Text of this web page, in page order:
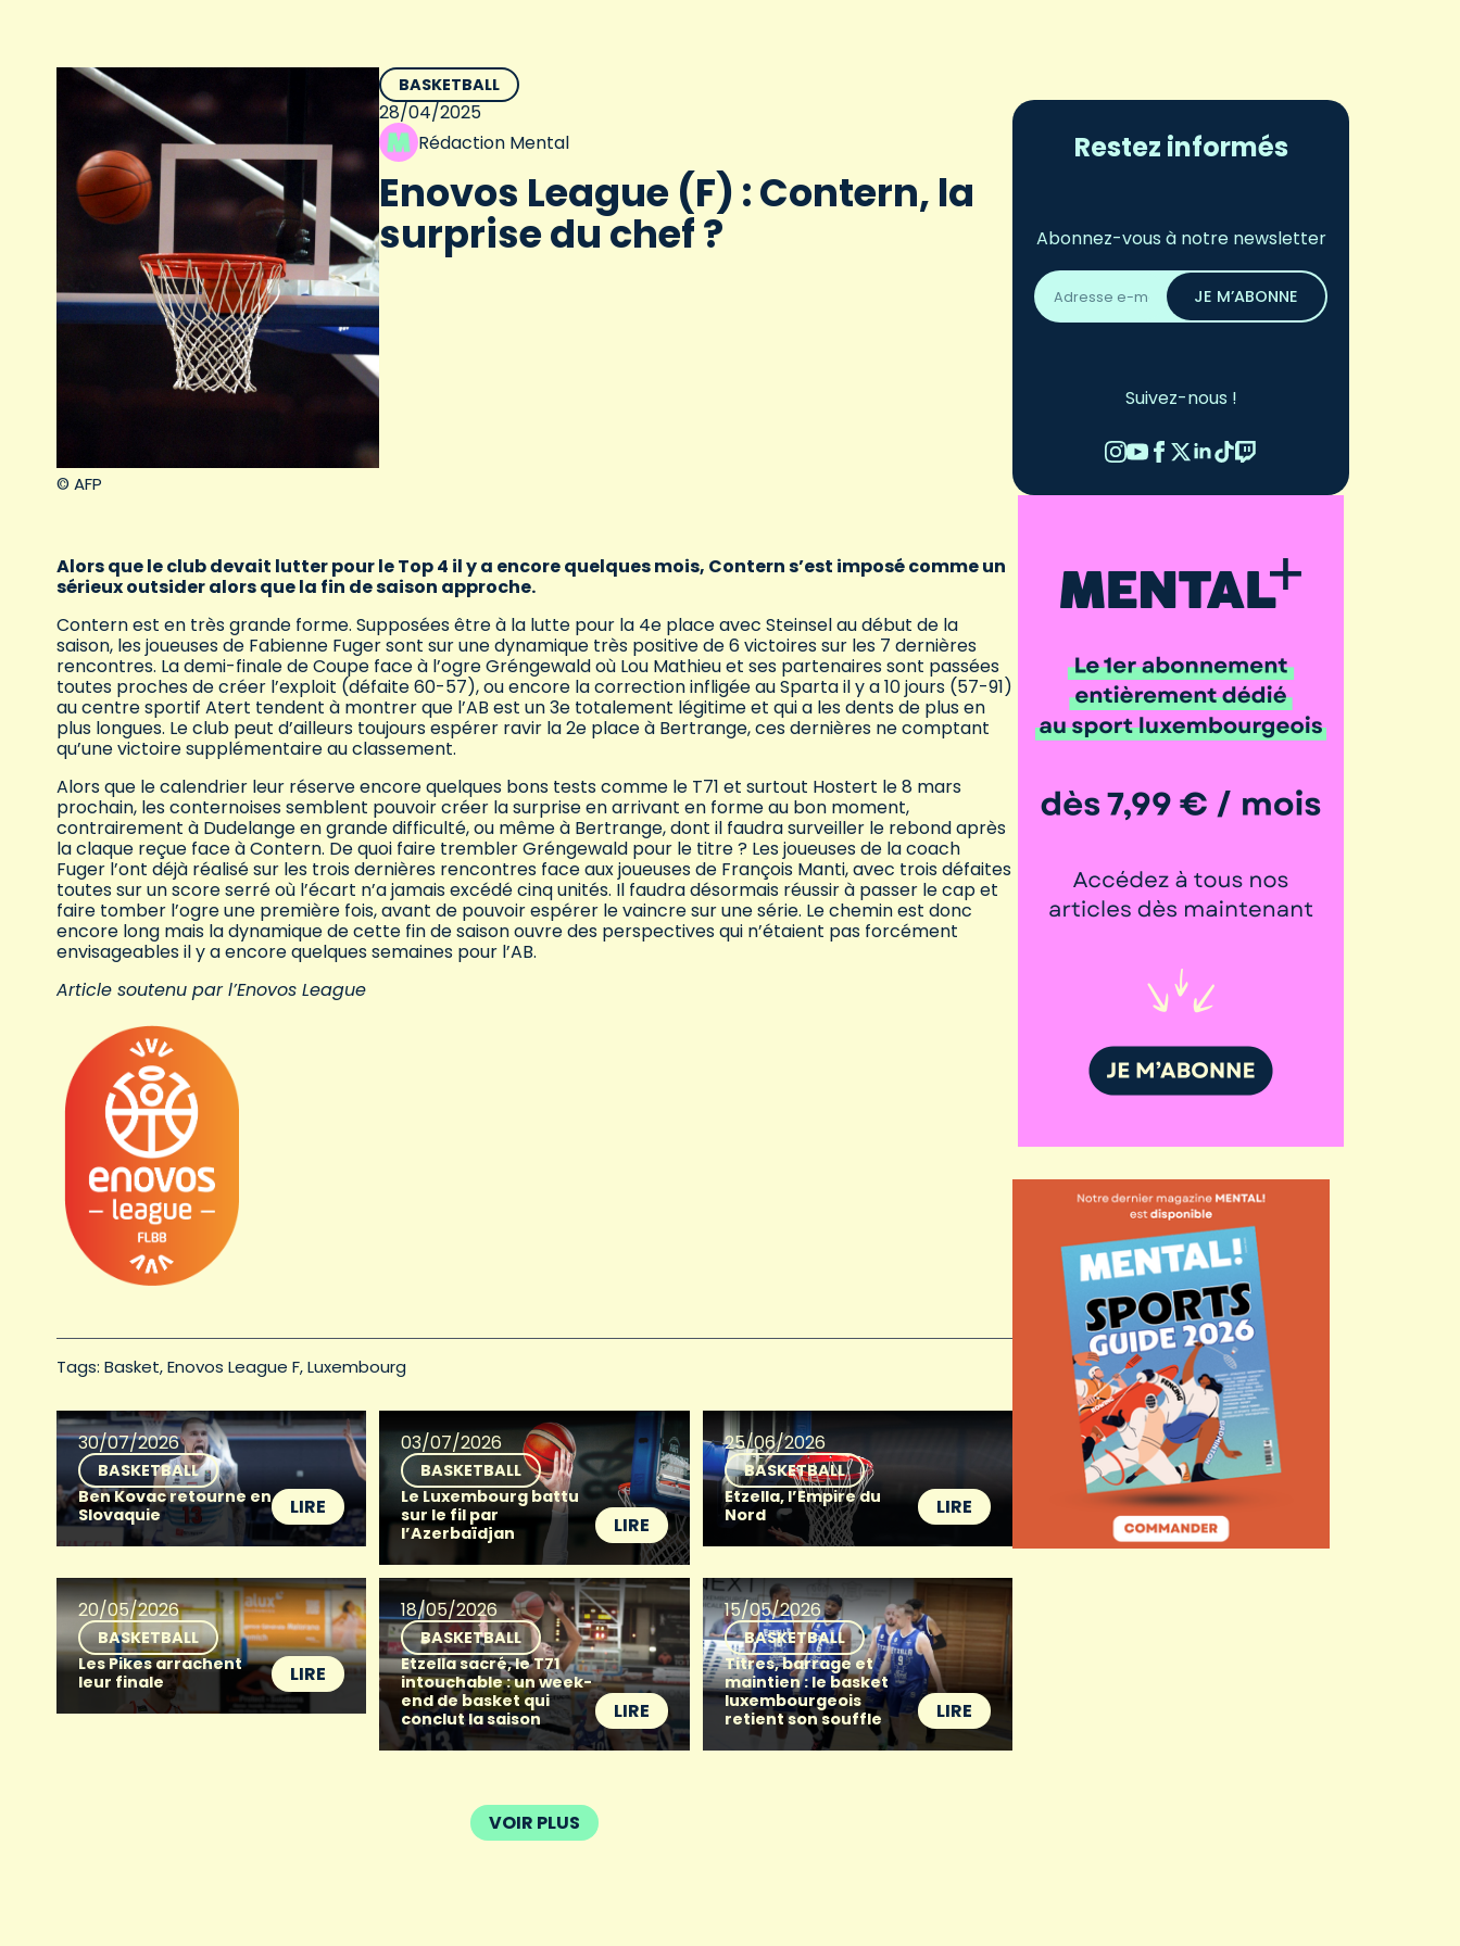
© AFP
BASKETBALL
28/04/2025
Rédaction Mental
Enovos League (F) : Contern, la
surprise du chef ?
Alors que le club devait lutter pour le Top 4 il y a encore quelques mois, Contern s’est imposé comme un
sérieux outsider alors que la fin de saison approche.
Contern est en très grande forme. Supposées être à la lutte pour la 4e place avec Steinsel au début de la
saison, les joueuses de Fabienne Fuger sont sur une dynamique très positive de 6 victoires sur les 7 dernières
rencontres. La demi-finale de Coupe face à l’ogre Gréngewald où Lou Mathieu et ses partenaires sont passées
toutes proches de créer l’exploit (défaite 60-57), ou encore la correction infligée au Sparta il y a 10 jours (57-91)
au centre sportif Atert tendent à montrer que l’AB est un 3e totalement légitime et qui a les dents de plus en
plus longues. Le club peut d’ailleurs toujours espérer ravir la 2e place à Bertrange, ces dernières ne comptant
qu’une victoire supplémentaire au classement.
Alors que le calendrier leur réserve encore quelques bons tests comme le T71 et surtout Hostert le 8 mars
prochain, les conternoises semblent pouvoir créer la surprise en arrivant en forme au bon moment,
contrairement à Dudelange en grande difficulté, ou même à Bertrange, dont il faudra surveiller le rebond après
la claque reçue face à Contern. De quoi faire trembler Gréngewald pour le titre ? Les joueuses de la coach
Fuger l’ont déjà réalisé sur les trois dernières rencontres face aux joueuses de François Manti, avec trois défaites
toutes sur un score serré où l’écart n’a jamais excédé cinq unités. Il faudra désormais réussir à passer le cap et
faire tomber l’ogre une première fois, avant de pouvoir espérer le vaincre sur une série. Le chemin est donc
encore long mais la dynamique de cette fin de saison ouvre des perspectives qui n’étaient pas forcément
envisageables il y a encore quelques semaines pour l’AB.
Article soutenu par l’Enovos League
Tags: Basket Enovos League F Luxembourg
30/07/2026
BASKETBALL
Ben Kovac retourne en
Slovaquie
LIRE
03/07/2026
BASKETBALL
Le Luxembourg battu
sur le fil par
l’Azerbaïdjan
LIRE
25/06/2026
BASKETBALL
Etzella, l’Empire du
Nord
LIRE
20/05/2026
BASKETBALL
Les Pikes arrachent
leur finale
LIRE
18/05/2026
BASKETBALL
Etzella sacré, le T71
intouchable : un week-
end de basket qui
conclut la saison
LIRE
15/05/2026
BASKETBALL
Titres, barrage et
maintien : le basket
luxembourgeois
retient son souffle
LIRE
VOIR PLUS
Restez informés
Abonnez-vous à notre newsletter
Adresse
email
*
JE M’ABONNE
Suivez-nous !